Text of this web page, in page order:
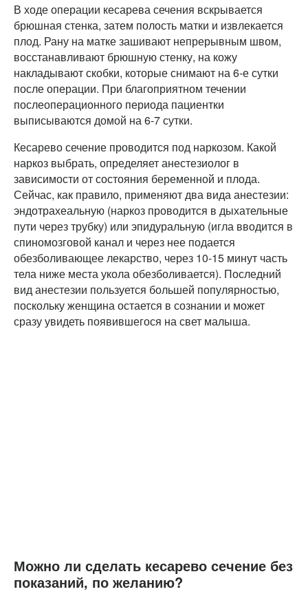
В ходе операции кесарева сечения вскрывается
брюшная стенка, затем полость матки и извлекается
плод. Рану на матке зашивают непрерывным швом,
восстанавливают брюшную стенку, на кожу
накладывают скобки, которые снимают на 6-е сутки
после операции. При благоприятном течении
послеоперационного периода пациентки
выписываются домой на 6-7 сутки.
Кесарево сечение проводится под наркозом. Какой
наркоз выбрать, определяет анестезиолог в
зависимости от состояния беременной и плода.
Сейчас, как правило, применяют два вида анестезии:
эндотрахеальную (наркоз проводится в дыхательные
пути через трубку) или эпидуральную (игла вводится в
спиномозговой канал и через нее подается
обезболивающее лекарство, через 10-15 минут часть
тела ниже места укола обезболивается). Последний
вид анестезии пользуется большей популярностью,
поскольку женщина остается в сознании и может
сразу увидеть появившегося на свет малыша.
Можно ли сделать кесарево сечение без
показаний, по желанию?